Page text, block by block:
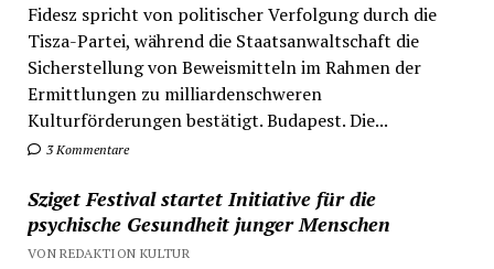
Fidesz spricht von politischer Verfolgung durch die
Tisza-Partei, während die Staatsanwaltschaft die
Sicherstellung von Beweismitteln im Rahmen der
Ermittlungen zu milliardenschweren
Kulturförderungen bestätigt. Budapest. Die...
3 Kommentare
Sziget Festival startet Initiative für die
psychische Gesundheit junger Menschen
VON REDAKTION KULTUR